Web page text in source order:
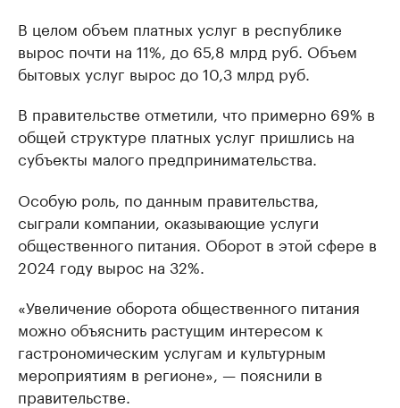
В целом объем платных услуг в республике
вырос почти на 11%, до 65,8 млрд руб. Объем
бытовых услуг вырос до 10,3 млрд руб.
В правительстве отметили, что примерно 69% в
общей структуре платных услуг пришлись на
субъекты малого предпринимательства.
Особую роль, по данным правительства,
сыграли компании, оказывающие услуги
общественного питания. Оборот в этой сфере в
2024 году вырос на 32%.
«Увеличение оборота общественного питания
можно объяснить растущим интересом к
гастрономическим услугам и культурным
мероприятиям в регионе», — пояснили в
правительстве.